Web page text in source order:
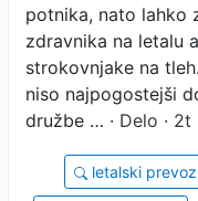
potnika, nato lahko
zdravnika na letalu
strokovnjake na
niso najpogostejši
družbe … · Delo · 2t
letalski